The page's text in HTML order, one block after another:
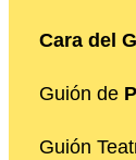
Cara del
Guión de
Guión